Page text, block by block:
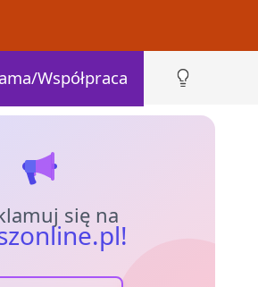
Współpraca
się na